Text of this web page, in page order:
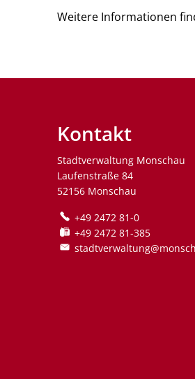
Weitere Informationen
Kontakt
Stadtverwaltung Monschau
Laufenstraße 84
52156 Monschau
+49 2472 81-0
+49 2472 81-385